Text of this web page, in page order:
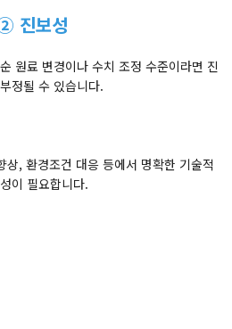
진보성
원료 변경이나 수치 조정 수준이라면 진
정될 수 있습니다.
상, 환경조건 대응 등에서 명확한 기술적
이 필요합니다.